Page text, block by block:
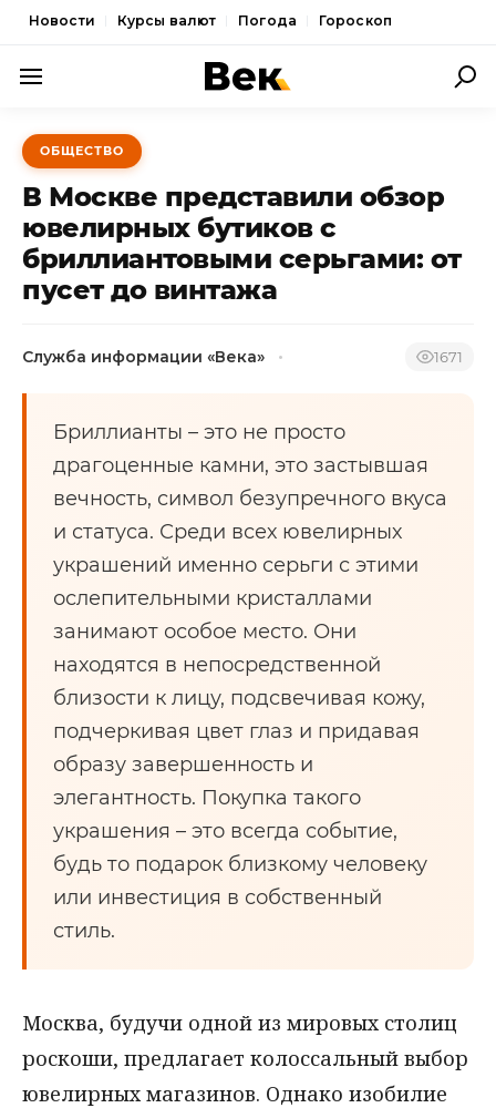
Новости Курсы валют Погода Гороскоп
ПОЛИТИКА
ЭКОНОМИКА
ОБЩЕСТВО
СПОРТ
КУЛЬТУРА
НОВОСТИ
ОБЩЕСТВО
В Москве представили обзор
ювелирных бутиков с
бриллиантовыми серьгами: от
пусет до винтажа
Служба информации «Века» 1671
Бриллианты – это не просто
драгоценные камни, это застывшая
вечность, символ безупречного вкуса
и статуса. Среди всех ювелирных
украшений именно серьги с этими
ослепительными кристаллами
занимают особое место. Они
находятся в непосредственной
близости к лицу, подсвечивая кожу,
подчеркивая цвет глаз и придавая
образу завершенность и
элегантность. Покупка такого
украшения – это всегда событие,
будь то подарок близкому человеку
или инвестиция в собственный
стиль.
Москва, будучи одной из мировых столиц
роскоши, предлагает колоссальный выбор
ювелирных магазинов. Однако изобилие